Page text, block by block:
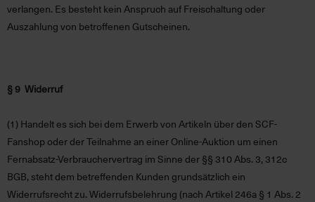
verlangen. Es besteht kein Anspruch auf Freischaltung oder
Auszahlung von betroffenen Gutscheinen.
§ 9 Widerruf
(1) Handelt es sich bei dem Erwerb von Artikeln über den SCF-
Fanshop oder der Teilnahme an einer Online-Auktion um einen
Fernabsatz-Verbrauchervertrag im Sinne der §§ 310 Abs. 3, 312c
BGB, steht dem betreffenden Kunden grundsätzlich ein
Widerrufsrecht zu.Widerrufsbelehrung (nach Artikel 246a § 1 Abs. 2